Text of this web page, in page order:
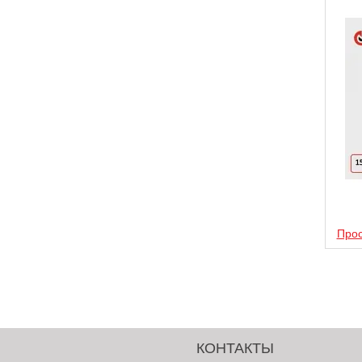
КОНТАКТЫ